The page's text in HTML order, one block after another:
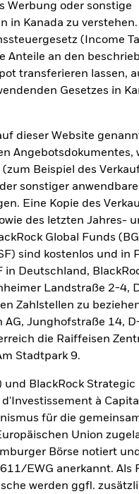
Werbung oder sonstige
in Kanada zu
(Income
Anteile an den
transferieren lassen,
Gesetzes in
dieser Website
Angebotsdokumentes,
Beispiel des
sonstiger
Eine Kopie des
des letzten Jahres-
Global Funds
sind kostenlos und in
in Deutschland,
Landstraße 2-4,
Zahlstellen zu
AG, Junghofstraße 14,
die Raiffeisen
Stadtpark 9.
und BlackRock Strategic
à
für die
Union
Börse notiert
EWG anerkannt. Als
werden ggfl.
Benchmark 1 (%)
2024
2023
der Vergangenheit.Die
Die Märkte
zu beurteilen, wie der
kann Ihre Rendite höher
in der die